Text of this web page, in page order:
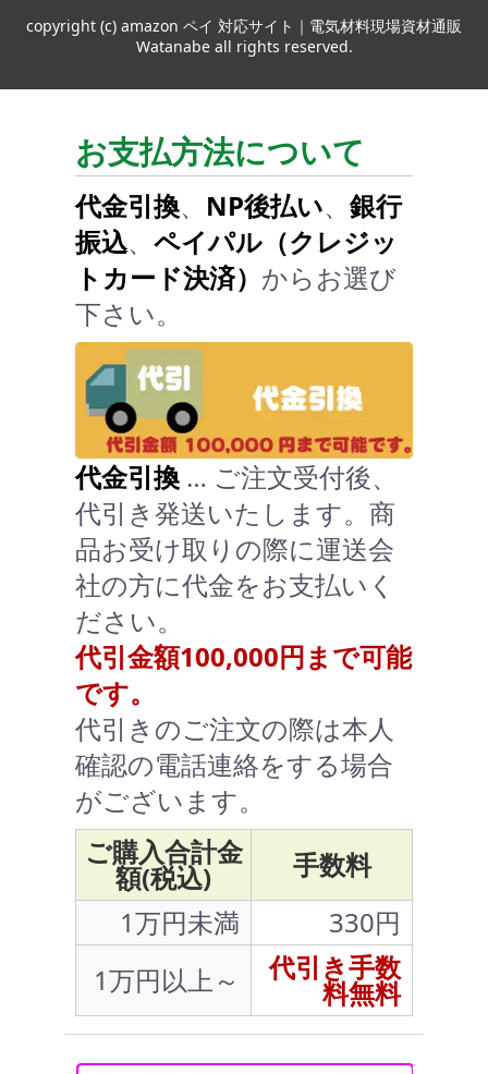
copyright (c) amazon ペイ 対応サイト｜電気材料現場資材通販
Watanabe all rights reserved.
お支払方法について
代金引換、 NP後払い、 銀行
振込、 ペイパル（クレジッ
トカード決済） からお選び
下さい。
代金引換 … ご注文受付後、
代引き発送いたします。商
品お受け取りの際に運送会
社の方に代金をお支払いく
ださい。
代引金額100,000円まで可能
です。
代引きのご注文の際は本人
確認の電話連絡をする場合
がございます。
ご購入合計金
額(税込)
手数料
1万円未満
330円
1万円以上～
代引き手数
料無料